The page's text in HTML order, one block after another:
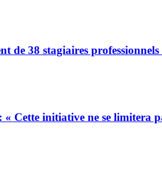
de 38 stagiaires
Cette initiative ne se limitera